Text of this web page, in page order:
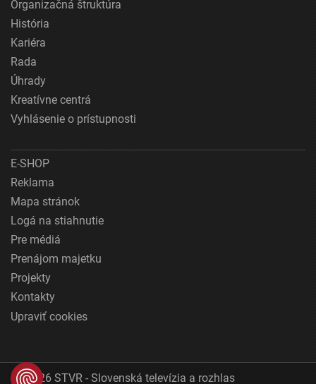
Organizačná štruktúra
História
Kariéra
Rada
Úhrady
Kreatívne centrá
Vyhlásenie o prístupnosti
E-SHOP
Reklama
Mapa stránok
Logá na stiahnutie
Pre médiá
Prenájom majetku
Projekty
Kontakty
Upraviť cookies
© 2026 STVR - Slovenská televízia a rozhlas